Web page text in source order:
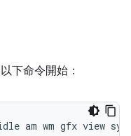
下命令開始：